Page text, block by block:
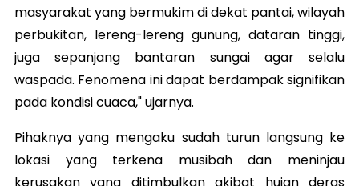
masyarakat yang bermukim di dekat pantai, wilayah
perbukitan, lereng-lereng gunung, dataran tinggi,
juga sepanjang bantaran sungai agar selalu
waspada. Fenomena ini dapat berdampak signifikan
pada kondisi cuaca," ujarnya.
Pihaknya yang mengaku sudah turun langsung ke
lokasi yang terkena musibah dan meninjau